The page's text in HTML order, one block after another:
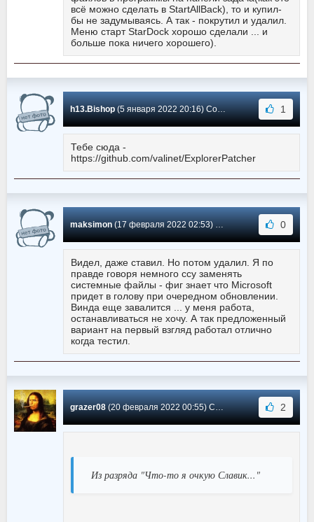
всё можно сделать в StartAllBack), то и купил-
бы не задумываясь. А так - покрутил и удалил.
Меню старт StarDock хорошо сделали ... и
больше пока ничего хорошего).
h13.Bishop(5 января 2022 20:16) Сообщение #3 1
Тебе сюда -
https://github.com/valinet/ExplorerPatcher
maksimon(17 февраля 2022 02:53) Сообщение #2 0
Видел, даже ставил. Но потом удалил. Я по
правде говоря немного ссу заменять
системные файлы - фиг знает что Microsoft
придет в голову при очередном обновлении.
Винда еще завалится ... у меня работа,
останавливаться не хочу. А так предложенный
вариант на первый взгляд работал отлично
когда тестил.
grazer08(20 февраля 2022 00:55) Сообщение #1 2
Из разряда "Что-то я очкую Славик..."